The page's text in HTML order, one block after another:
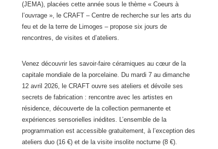
(JEMA), placées cette année sous le thème « Coeurs à
l’ouvrage », le CRAFT – Centre de recherche sur les arts du
feu et de la terre de Limoges – propose six jours de
rencontres, de visites et d’ateliers.
Venez découvrir les savoir-faire céramiques au cœur de la
capitale mondiale de la porcelaine. Du mardi 7 au dimanche
12 avril 2026, le CRAFT ouvre ses ateliers et dévoile ses
secrets de fabrication : rencontre avec les artistes en
résidence, découverte de la collection permanente et
expériences sensorielles inédites. L’ensemble de la
programmation est accessible gratuitement, à l’exception des
ateliers duo (16 €) et de la visite insolite nocturne (8 €).